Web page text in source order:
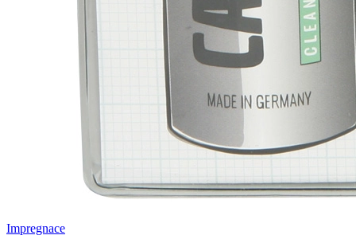
Impregnace